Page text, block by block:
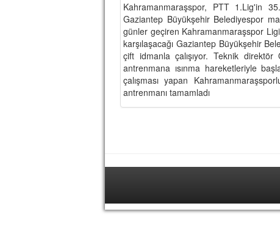
Kahramanmaraşspor, PTT 1.Lig'in
Gaziantep Büyükşehir Belediyespor
günler geçiren Kahramanmaraşspor
karşılaşacağı Gaziantep Büyükşehir
çift idmanla çalışıyor. Teknik
antrenmana ısınma hareketleriyle
çalışması yapan
antrenmanı tamamladı